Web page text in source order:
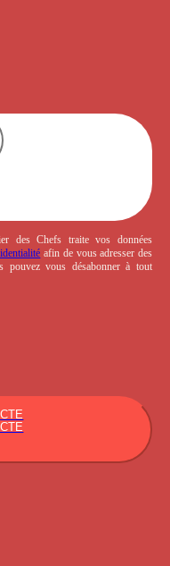
des Chefs traite vos données
afin de vous adresser des
pouvez vous désabonner à tout